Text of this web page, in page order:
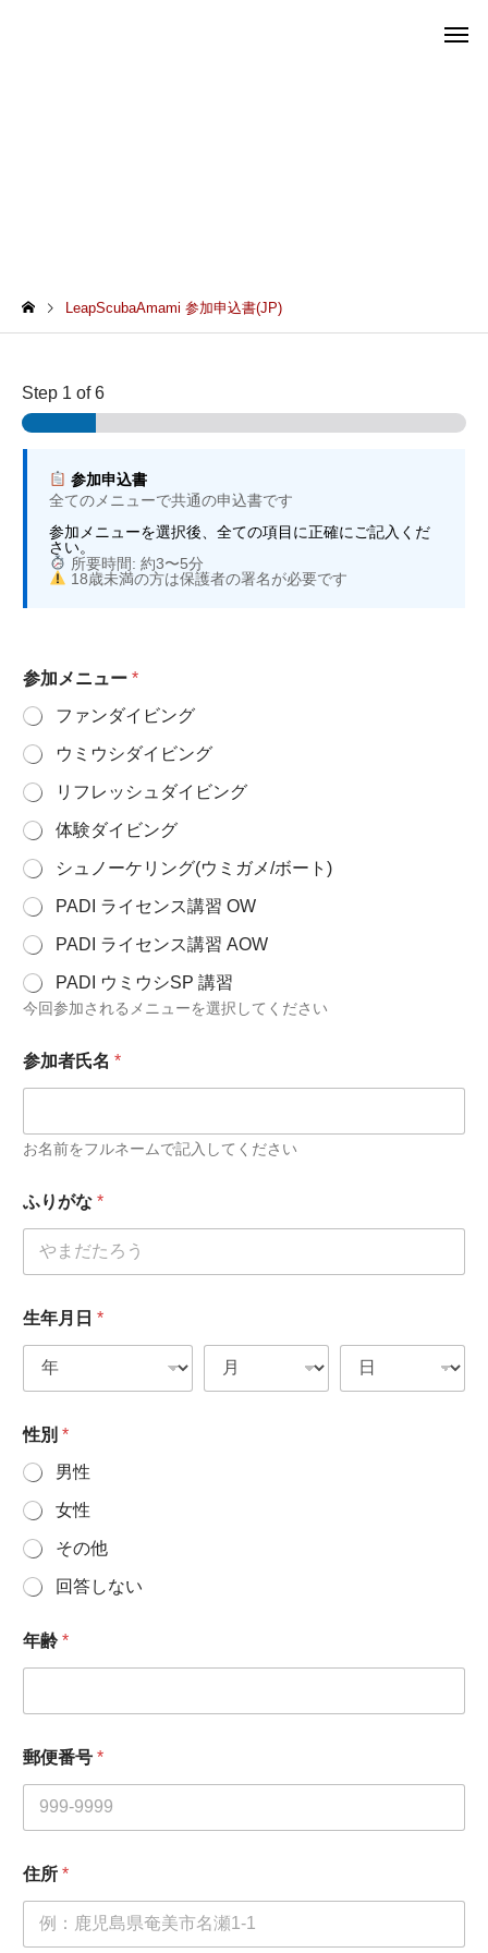
LeapScubaAmami 参加申込書(JP)
Step 1 of 6
参加申込書
全てのメニューで共通の申込書です
参加メニューを選択後、全ての項目に正確にご記入くだ
さい。
所要時間: 約3〜5分
18歳未満の方は保護者の署名が必要です
参加メニュー *
ファンダイビング
ウミウシダイビング
リフレッシュダイビング
体験ダイビング
シュノーケリング(ウミガメ/ボート)
PADI ライセンス講習 OW
PADI ライセンス講習 AOW
PADI ウミウシSP 講習
今回参加されるメニューを選択してください
参加者氏名 *
お名前をフルネームで記入してください
ふりがな *
生年月日 *
性別 *
男性
女性
その他
回答しない
年齢 *
郵便番号 *
住所 *